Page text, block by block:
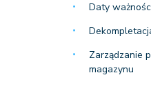
Daty
Zarządzanie
magazynu